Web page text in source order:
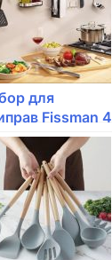
для
Fissman 4
(стекло)